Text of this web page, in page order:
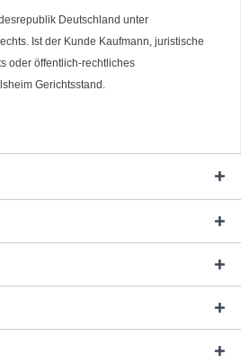
Deutschland unter
Ist der Kunde Kaufmann, juristische
oder öffentlich-rechtliches
Gerichtsstand.